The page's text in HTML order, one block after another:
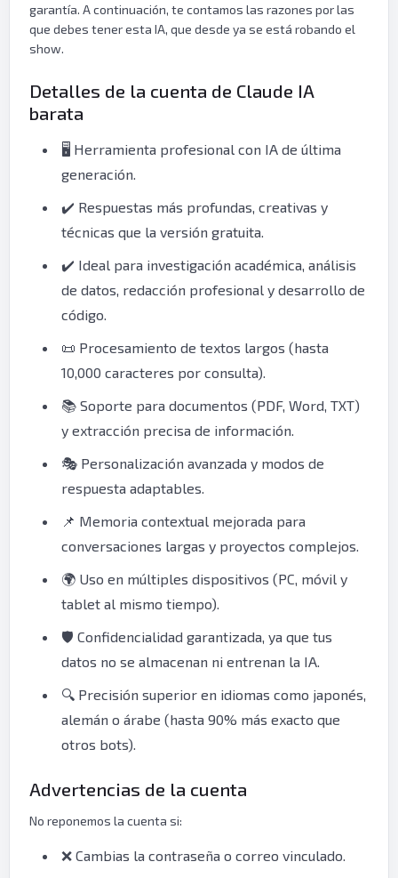
garantía. A continuación, te contamos las razones por las
que debes tener esta IA, que desde ya se está robando el
show.
Detalles de la cuenta de Claude IA
barata
🖥️ Herramienta profesional con IA de última
generación.
✔️ Respuestas más profundas, creativas y
técnicas que la versión gratuita.
✔️ Ideal para investigación académica, análisis
de datos, redacción profesional y desarrollo de
código.
📜 Procesamiento de textos largos (hasta
10,000 caracteres por consulta).
📚 Soporte para documentos (PDF, Word, TXT)
y extracción precisa de información.
🎭 Personalización avanzada y modos de
respuesta adaptables.
📌 Memoria contextual mejorada para
conversaciones largas y proyectos complejos.
🌍 Uso en múltiples dispositivos (PC, móvil y
tablet al mismo tiempo).
🛡️ Confidencialidad garantizada, ya que tus
datos no se almacenan ni entrenan la IA.
🔍 Precisión superior en idiomas como japonés,
alemán o árabe (hasta 90% más exacto que
otros bots).
Advertencias de la cuenta
No reponemos la cuenta si:
❌ Cambias la contraseña o correo vinculado.